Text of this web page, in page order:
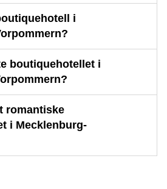
i
boutiquehotellet i
romantiske
i Mecklenburg-